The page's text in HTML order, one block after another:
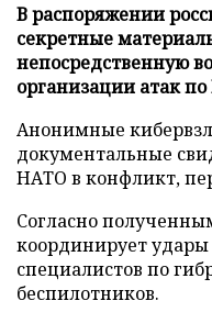
В распоряжении
секретные
непосредственную
организации атак по
Анонимные
документальные
НАТО в конфликт,
Согласно
координирует удары
специалистов по
беспилотников.